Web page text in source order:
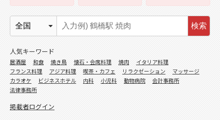
検索
人気キーワード
居酒屋 和食 焼き鳥 懐石・会席料理 焼肉
イタリア料理
フランス料理
アジア料理 喫茶・カフェ リラクゼーション
マッサージ
カラオケ
ビジネスホテル 内科 小児科 動物病院
会計事務所
法律事務所
掲載者ログイン